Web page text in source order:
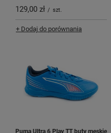
129,00 zł / szt.
+ Dodaj do porównania
Puma Ultra 6 Play TT buty męskie